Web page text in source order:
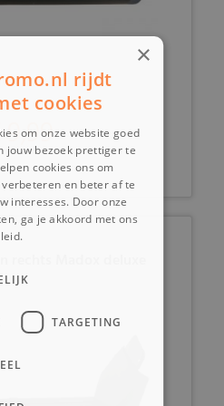
×
rijdt
cookies
om onze website goed
jouw bezoek prettiger te
cookies ons om
en beter af te
interesses. Door onze
ga je akkoord met ons
TARGETING